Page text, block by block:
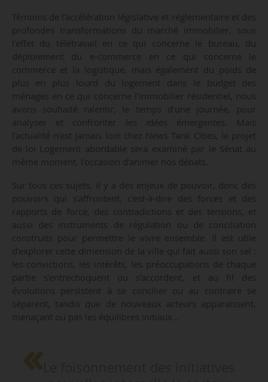
Témoins de l’accélération législative et réglementaire et des
profondes transformations du marché immobilier, sous
l’effet du télétravail en ce qui concerne le bureau, du
déploiement du e-commerce en ce qui concerne le
commerce et la logistique, mais également du poids de
plus en plus lourd du logement dans le budget des
ménages en ce qui concerne l’immobilier résidentiel, nous
avons souhaité ralentir, le temps d’une journée, pour
analyser et confronter les idées émergentes. Mais
l’actualité n’est jamais loin chez News Tank Cities, le projet
de loi Logement abordable sera examiné par le Sénat au
même moment, l’occasion d’animer nos débats.
Sur tous ces sujets, il y a des enjeux de pouvoir, donc des
pouvoirs qui s’affrontent, c’est-à-dire des forces et des
rapports de force, des contradictions et des tensions, et
aussi des instruments de régulation ou de conciliation
construits pour permettre le vivre ensemble. Il est utile
d’explorer cette dimension de la ville qui fait aussi son sel :
les convictions, les intérêts, les préoccupations de chaque
partie s’entrechoquent ou s’accordent, et au fil des
évolutions persistent à se concilier ou au contraire se
séparent, tandis que de nouveaux acteurs apparaissent,
menaçant ou pas les équilibres initiaux…